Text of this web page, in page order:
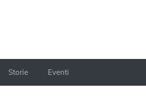
Storie Eventi